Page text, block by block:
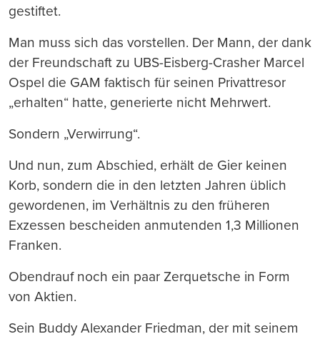
gestiftet.
Man muss sich das vorstellen. Der Mann, der dank
der Freundschaft zu UBS-Eisberg-Crasher Marcel
Ospel die GAM faktisch für seinen Privattresor
„erhalten“ hatte, generierte nicht Mehrwert.
Sondern „Verwirrung“.
Und nun, zum Abschied, erhält de Gier keinen
Korb, sondern die in den letzten Jahren üblich
gewordenen, im Verhältnis zu den früheren
Exzessen bescheiden anmutenden 1,3 Millionen
Franken.
Obendrauf noch ein paar Zerquetsche in Form
von Aktien.
Sein Buddy Alexander Friedman, der mit seinem